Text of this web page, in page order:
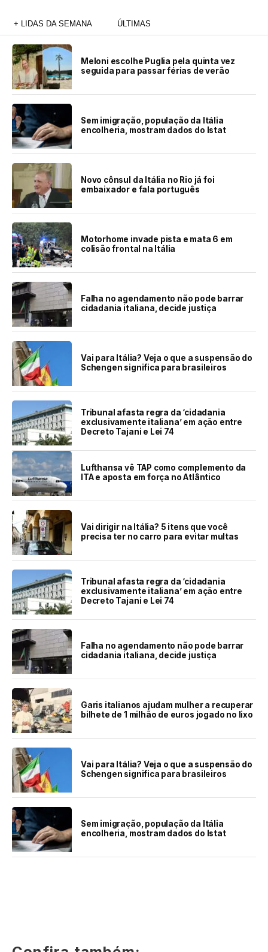
+ LIDAS DA SEMANA ÚLTIMAS
Meloni escolhe Puglia pela quinta vez
seguida para passar férias de verão
Sem imigração, população da Itália
encolheria, mostram dados do Istat
Novo cônsul da Itália no Rio já foi
embaixador e fala português
Motorhome invade pista e mata 6 em
colisão frontal na Itália
Falha no agendamento não pode barrar
cidadania italiana, decide justiça
Vai para Itália? Veja o que a suspensão do
Schengen significa para brasileiros
Tribunal afasta regra da ‘cidadania
exclusivamente italiana’ em ação entre
Decreto Tajani e Lei 74
Lufthansa vê TAP como complemento da
ITA e aposta em força no Atlântico
Vai dirigir na Itália? 5 itens que você
precisa ter no carro para evitar multas
Tribunal afasta regra da ‘cidadania
exclusivamente italiana’ em ação entre
Decreto Tajani e Lei 74
Falha no agendamento não pode barrar
cidadania italiana, decide justiça
Garis italianos ajudam mulher a recuperar
bilhete de 1 milhão de euros jogado no lixo
Vai para Itália? Veja o que a suspensão do
Schengen significa para brasileiros
Sem imigração, população da Itália
encolheria, mostram dados do Istat